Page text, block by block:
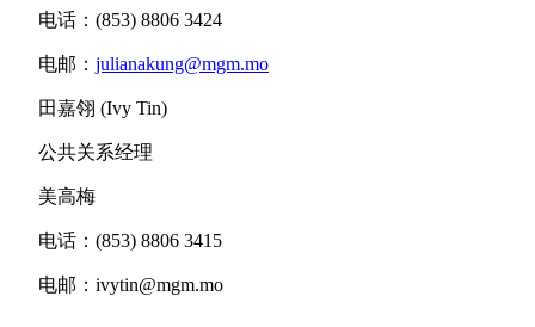
电话：(853) 8806 3424
电邮： julianakung@mgm.mo
田嘉翎 (Ivy Tin)
公共关系经理
美高梅
电话：(853) 8806 3415
电邮：ivytin@mgm.mo